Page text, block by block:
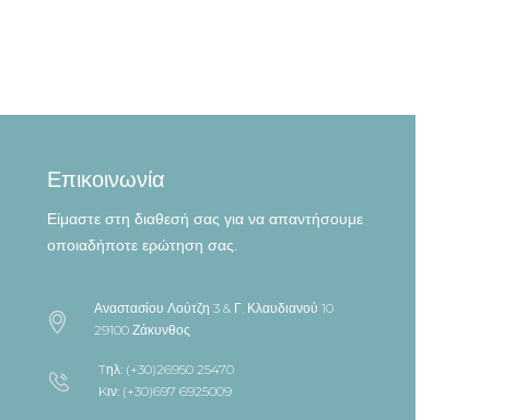
Επικοινωνία
Είμαστε στη διαθεσή σας για να απαντήσουμε
οποιαδήποτε ερώτηση σας.
Αναστασίου Λούτζη 3 & Γ. Κλαυδιανού 10
29100 Ζάκυνθος
Tηλ: (+30)26950 25470
Kιν: (+30)697 6925009